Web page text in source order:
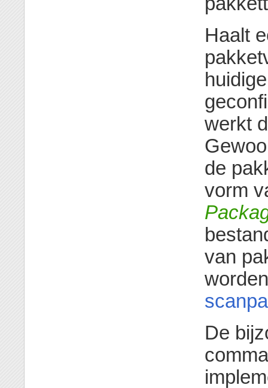
Haalt
werkt
de
vorm
van
De